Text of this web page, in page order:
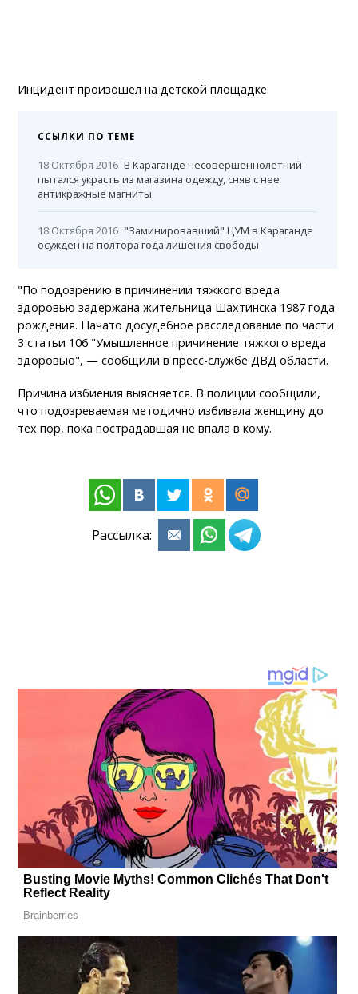
Инцидент произошел на детской площадке.
ССЫЛКИ ПО ТЕМЕ
18 Октября 2016 В Караганде несовершеннолетний
пытался украсть из магазина одежду, сняв с нее
антикражные магниты
18 Октября 2016 "Заминировавший" ЦУМ в Караганде
осужден на полтора года лишения свободы
"По подозрению в причинении тяжкого вреда
здоровью задержана жительница Шахтинска 1987 года
рождения. Начато досудебное расследование по части
3 статьи 106 "Умышленное причинение тяжкого вреда
здоровью", — сообщили в пресс-службе ДВД области.
Причина избиения выясняется. В полиции сообщили,
что подозреваемая методично избивала женщину до
тех пор, пока пострадавшая не впала в кому.
Рассылка: